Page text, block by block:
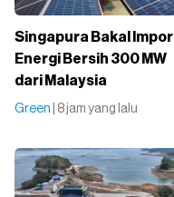
Singapura Bakal Impor
Energi Bersih 300 MW
dari Malaysia
Green | 8 jam yang lalu